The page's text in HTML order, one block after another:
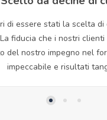
di essere stati la scelta di
fiducia che i nostri
del nostro impegno nel
impeccabile e risultati